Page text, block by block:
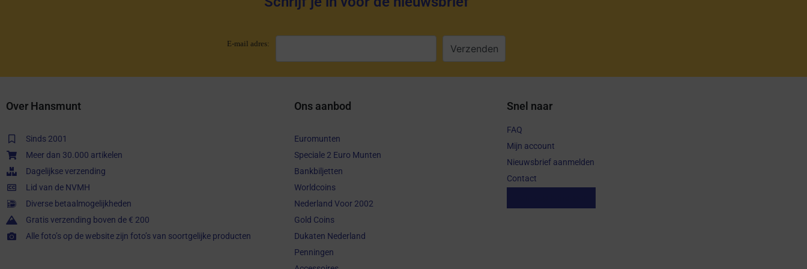
E-mail adres:
Over Hansmunt
Sinds 2001
Meer dan 30.000 artikelen
Dagelijkse verzending
Lid van de NVMH
Diverse betaalmogelijkheden
Gratis verzending boven de € 200
Alle foto’s op de website zijn foto’s van soortgelijke producten
Ons aanbod
Euromunten
Speciale 2 Euro Munten
Bankbiljetten
Worldcoins
Nederland Voor 2002
Gold Coins
Dukaten Nederland
Penningen
Snel naar
FAQ
Mijn account
Nieuwsbrief aanmelden
Contact